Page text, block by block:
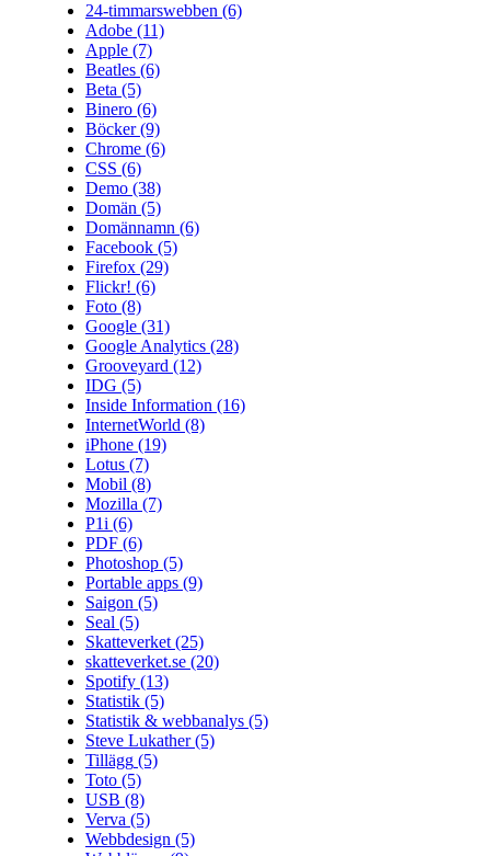
24-timmarswebben (6)
Adobe (11)
Apple (7)
Beatles (6)
Beta (5)
Binero (6)
Böcker(9)
Chrome (6)
CSS (6)
Demo (38)
Domän (5)
Domännamn (6)
Facebook (5)
Firefox (29)
Flickr! (6)
Foto (8)
Google (31)
Google Analytics (28)
Grooveyard (12)
IDG (5)
Inside Information (16)
InternetWorld (8)
iPhone (19)
Lotus (7)
Mobil (8)
Mozilla (7)
P1i (6)
PDF (6)
Photoshop (5)
Portable apps (9)
Saigon (5)
Seal (5)
Skatteverket (25)
skatteverket.se (20)
Spotify (13)
Statistik (5)
Statistik & webbanalys (5)
Steve Lukather(5)
Tillägg (5)
Toto (5)
USB (8)
Verva (5)
Webbdesign (5)